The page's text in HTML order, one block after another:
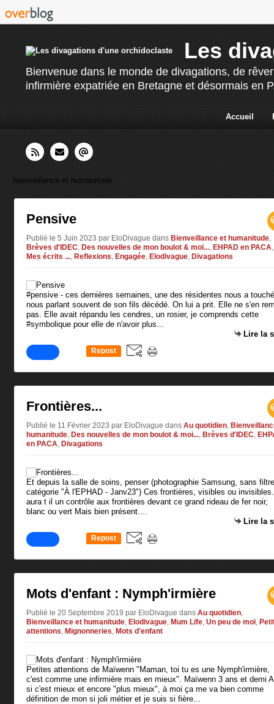
Les
Bienvenue dans le monde de divagations, de
infirmière expatriée en Bretagne et désormais en
Accueil
bienveillance et humanitude
Pensive
Publié le 5 Juin 2023 par EloDivague dans Bienveillance et humanitude,
Brèves d'IDEC, Des nouvelles de mon boulot & moi..., EHPAD en PACA,
Mes écrits ..., Reflexions, Engagée, Elodivague, Divagations
#pensive - ces dernières semaines, une des résidentes nous a
nous parlant souvent de son fils décédé. On lui a prit. Elle ne s'en
pas. Elle avait répandu les cendres, un rosier, je comprends cette
#symbolique pour elle de n'avoir plus...
Lire la
Repost
Frontières...
Publié le 11 Février 2023 par EloDivague dans Au quotidien,
humanitude, Des nouvelles de mon boulot & moi..., Brèves d'IDEC,
en PACA, Divagations
Et depuis la salle de soins, penser (photographie Samsung, sans
catégorie "À l'EPHAD - Janv23") Ces frontières, visibles ou
aura t il un contrôle aux frontières devant ce grand rideau de fer noir,
blanc ou vert Mais bien présent....
Lire la
Repost
Mots d'enfant : Nymph'irmière
Publié le 20 Septembre 2019 par EloDivague dans Au quotidien,
Bienveillance et humanitude, Elodivague, Mum Life, Un peu de moi,
attentions, Mignonneries, Mots d'enfant
Petites attentions de Maïwenn "Maman, toi tu es une Nymph'irmière,
c'est comme une infirmière mais en mieux". Maïwenn 3 ans et demi
si c'est mieux et encore "plus mieux", à moi ça me va bien comme
définition de mon si joli métier et je suis si fière...